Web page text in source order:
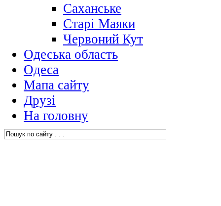
Саханське
Старі Маяки
Червоний Кут
Одеська область
Одеса
Мапа сайту
Друзі
На головну